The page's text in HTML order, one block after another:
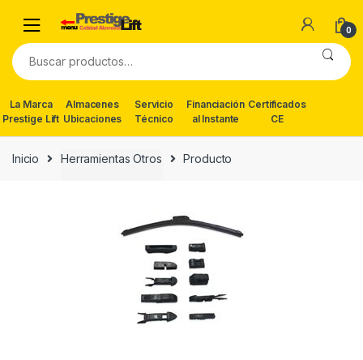
navigation
content
0
Buscar
por:
La Marca
Prestige Lift
Almacenes
Ubicaciones
Servicio
Técnico
Financiación
al Instante
Certificados
CE
Inicio Herramientas Otros Producto